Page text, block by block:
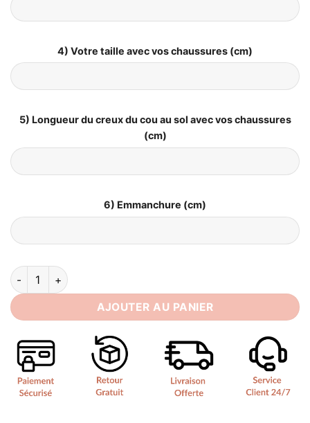
4) Votre taille avec vos chaussures (cm)
5) Longueur du creux du cou au sol avec vos chaussures
(cm)
6) Emmanchure (cm)
quantité de Robe de Mariée Simple Droite
AJOUTER AU PANIER